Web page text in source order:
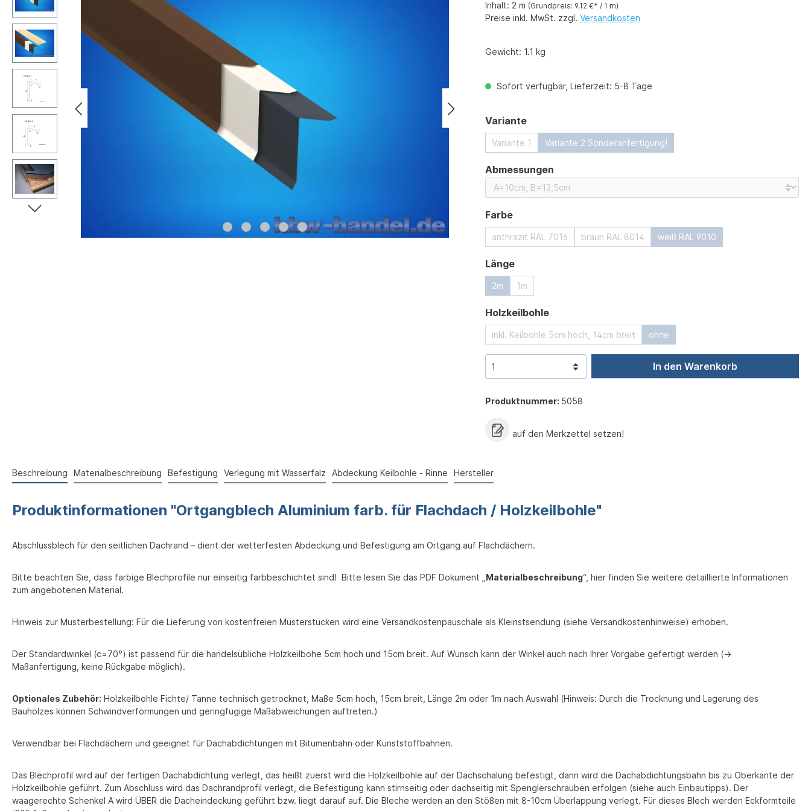
Inhalt: 2 m (Grundpreis: 9,12 €* / 1 m)
Preise inkl. MwSt. zzgl. Versandkosten
Gewicht: 1.1 kg
Sofort verfügbar, Lieferzeit: 5-8 Tage
Varianteauswählen
Variante 1 Variante 2 Sonderanfertigung!
Abmessungen
Farbeauswählen
anthrazit RAL 7016 braun RAL 8014 weiß RAL 9010
Längeauswählen
2m 1m
Holzkeilbohleauswählen
inkl. Keilbohle 5cm hoch, 14cm breit ohne
In den Warenkorb
Produktnummer: 5058
auf den Merkzettel setzen!
Beschreibung Materialbeschreibung Befestigung Verlegung mit Wasserfalz Abdeckung Keilbohle - Rinne Hersteller
Produktinformationen "Ortgangblech Aluminium farb. für Flachdach / Holzkeilbohle"
Abschlussblech für den seitlichen Dachrand – dient der wetterfesten Abdeckung und Befestigung am Ortgang auf Flachdächern.
Bitte beachten Sie, dass farbige Blechprofile nur einseitig farbbeschichtet sind! Bitte lesen Sie das PDF Dokument „ Materialbeschreibung“, hier finden Sie weitere detaillierte Informationen
zum angebotenen Material.
Hinweis zur Musterbestellung: Für die Lieferung von kostenfreien Musterstücken wird eine Versandkostenpauschale als Kleinstsendung (siehe Versandkostenhinweise) erhoben.
Der Standardwinkel (c=70°) ist passend für die handelsübliche Holzkeilbohe 5cm hoch und 15cm breit. Auf Wunsch kann der Winkel auch nach Ihrer Vorgabe gefertigt werden (->
Maßanfertigung, keine Rückgabe möglich).
Optionales Zubehör: Holzkeilbohle Fichte/ Tanne technisch getrocknet, Maße 5cm hoch, 15cm breit, Länge 2m oder 1m nach Auswahl (Hinweis: Durch die Trocknung und Lagerung des
Bauholzes können Schwindverformungen und geringfügige Maßabweichungen auftreten.)
Verwendbar bei Flachdächern und geeignet für Dachabdichtungen mit Bitumenbahn oder Kunststoffbahnen.
Das Blechprofil wird auf der fertigen Dachabdichtung verlegt, das heißt zuerst wird die Holzkeilbohle auf der Dachschalung befestigt, dann wird die Dachabdichtungsbahn bis zu Oberkante der
Holzkeilbohle geführt. Zum Abschluss wird das Dachrandprofil verlegt, die Befestigung kann stirnseitig oder dachseitig mit Spenglerschrauben erfolgen (siehe auch Einbautipps). Der
waagerechte Schenkel A wird ÜBER die Dacheindeckung geführt bzw. liegt darauf auf. Die Bleche werden an den Stößen mit 8-10cm Überlappung verlegt. Für dieses Blech werden Eckformteile